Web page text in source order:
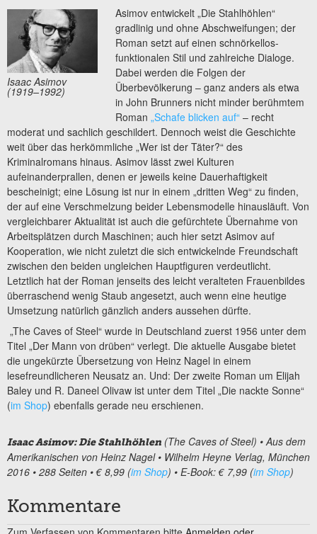
Isaac Asimov
(1919–1992)
Asimov entwickelt „Die Stahlhöhlen“
gradlinig und ohne Abschweifungen; der
Roman setzt auf einen schnörkellos-
funktionalen Stil und zahlreiche Dialoge.
Dabei werden die Folgen der
Überbevölkerung – ganz anders als etwa
in John Brunners nicht minder berühmtem
Roman„Schafe blicken auf“ – recht
moderat und sachlich geschildert. Dennoch weist die Geschichte
weit über das herkömmliche „Wer ist der Täter?“ des
Kriminalromans hinaus. Asimov lässt zwei Kulturen
aufeinanderprallen, denen er jeweils keine Dauerhaftigkeit
bescheinigt; eine Lösung ist nur in einem „dritten Weg“ zu finden,
der auf eine Verschmelzung beider Lebensmodelle hinausläuft. Von
vergleichbarer Aktualität ist auch die gefürchtete Übernahme von
Arbeitsplätzen durch Maschinen; auch hier setzt Asimov auf
Kooperation, wie nicht zuletzt die sich entwickelnde Freundschaft
zwischen den beiden ungleichen Hauptfiguren verdeutlicht.
Letztlich hat der Roman jenseits des leicht veralteten Frauenbildes
überraschend wenig Staub angesetzt, auch wenn eine heutige
Umsetzung natürlich gänzlich anders aussehen dürfte.
„The Caves of Steel“ wurde in Deutschland zuerst 1956 unter dem
Titel „Der Mann von drüben“ verlegt. Die aktuelle Ausgabe bietet
die ungekürzte Übersetzung von Heinz Nagel in einem
lesefreundlicheren Neusatz an. Und: Der zweite Roman um Elijah
Baley und R. Daneel Olivaw ist unter dem Titel „Die nackte Sonne“
(im Shop) ebenfalls gerade neu erschienen.
Isaac Asimov: Die Stahlhöhlen (The Caves of Steel) • Aus dem
Amerikanischen von Heinz Nagel • Wilhelm Heyne Verlag, München
2016 • 288 Seiten • € 8,99 (im Shop) • E-Book: € 7,99 (im Shop)
Kommentare